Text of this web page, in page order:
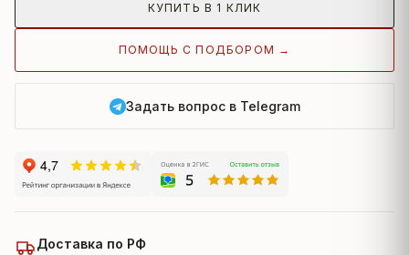
КУПИТЬ В 1 КЛИК
ПОМОЩЬ С ПОДБОРОМ →
Задать вопрос в Telegram
Доставка по РФ